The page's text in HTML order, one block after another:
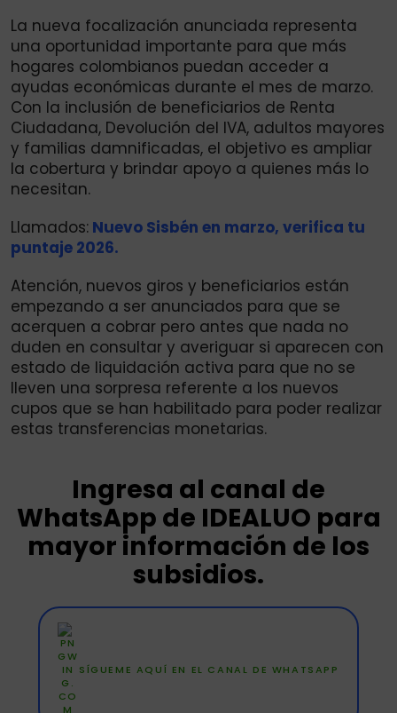
La nueva focalización anunciada representa
una oportunidad importante para que más
hogares colombianos puedan acceder a
ayudas económicas durante el mes de marzo.
Con la inclusión de beneficiarios de Renta
Ciudadana, Devolución del IVA, adultos mayores
y familias damnificadas, el objetivo es ampliar
la cobertura y brindar apoyo a quienes más lo
necesitan.
Llamados: Nuevo Sisbén en marzo, verifica tu
puntaje 2026.
Atención, nuevos giros y beneficiarios están
empezando a ser anunciados para que se
acerquen a cobrar pero antes que nada no
duden en consultar y averiguar si aparecen con
estado de liquidación activa para que no se
lleven una sorpresa referente a los nuevos
cupos que se han habilitado para poder realizar
estas transferencias monetarias.
Ingresa al canal de
WhatsApp de IDEALUO para
mayor información de los
subsidios.
SÍGUEME AQUÍ EN EL CANAL DE WHATSAPP